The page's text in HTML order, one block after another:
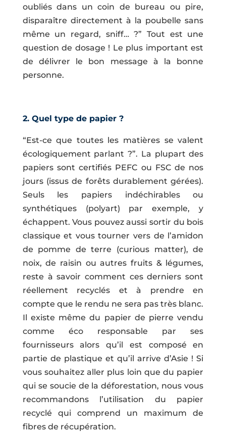
oubliés dans un coin de bureau ou pire,
disparaître directement à la poubelle sans
même un regard, sniff… ?” Tout est une
question de dosage ! Le plus important est
de délivrer le bon message à la bonne
personne.
2. Quel type de papier ?
“Est-ce que toutes les matières se valent
écologiquement parlant ?”. La plupart des
papiers sont certifiés PEFC ou FSC de nos
jours (issus de forêts durablement gérées).
Seuls les papiers indéchirables ou
synthétiques (polyart) par exemple, y
échappent. Vous pouvez aussi sortir du bois
classique et vous tourner vers de l’amidon
de pomme de terre (curious matter), de
noix, de raisin ou autres fruits & légumes,
reste à savoir comment ces derniers sont
réellement recyclés et à prendre en
compte que le rendu ne sera pas très blanc.
Il existe même du papier de pierre vendu
comme éco responsable par ses
fournisseurs alors qu’il est composé en
partie de plastique et qu’il arrive d’Asie ! Si
vous souhaitez aller plus loin que du papier
qui se soucie de la déforestation, nous vous
recommandons l’utilisation du papier
recyclé qui comprend un maximum de
fibres de récupération.